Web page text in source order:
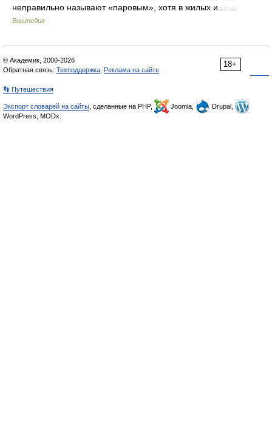
неправильно называют «паровым», хотя в жилых и… …
Википедия
18+
© Академик, 2000-2026
Обратная связь: Техподдержка Реклама на сайте
👣 Путешествия
Экспорт словарей на сайты , сделанные на PHP, Joomla,
Drupal,
WordPress, MODx.